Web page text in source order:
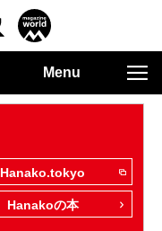
Menu
Hanako.tokyo
Hanakoの本